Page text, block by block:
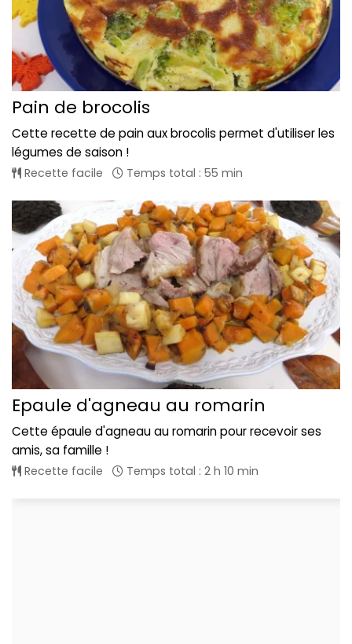
Pain de brocolis
Cette recette de pain aux brocolis permet d'utiliser les
légumes de saison !
Recette facile Temps total : 55 min
Epaule d'agneau au romarin
Cette épaule d'agneau au romarin pour recevoir ses
amis, sa famille !
Recette facile Temps total : 2 h 10 min